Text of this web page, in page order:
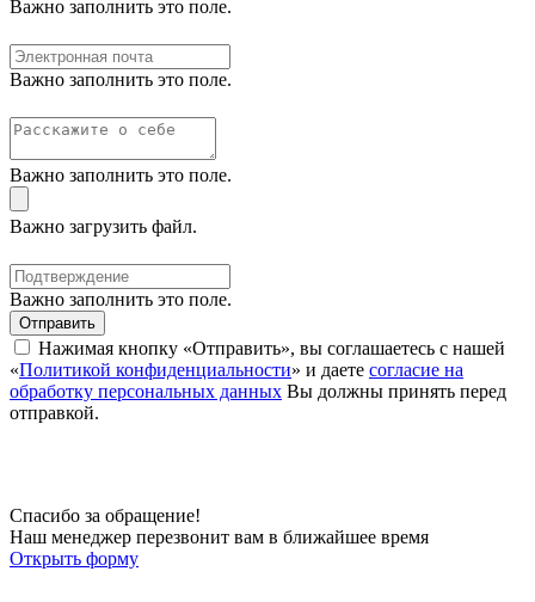
Важно заполнить это поле.
Важно заполнить это поле.
Важно заполнить это поле.
Важно загрузить файл.
Важно заполнить это поле.
Отправить
Нажимая кнопку «Отправить», вы соглашаетесь с нашей
«Политикой конфиденциальности» и даете согласие на
обработку персональных данных Вы должны принять перед
отправкой.
Спасибо за обращение!
Наш менеджер перезвонит вам в ближайшее время
Открыть форму